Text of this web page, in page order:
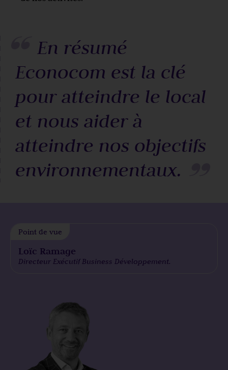
En résumé
Econocom est la clé
pour atteindre le local
et nous aider à
atteindre nos objectifs
environnementaux.
Point de vue
Loïc Ramage
Directeur Exécutif Business Développement.